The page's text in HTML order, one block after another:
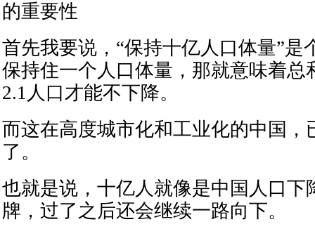
的重要性
首先我要说，“保持十亿人口体量”是
保持住一个人口体量，那就意味着总
2.1人口才能不下降。
而这在高度城市化和工业化的中国，
了。
也就是说，十亿人就像是中国人口下
牌，过了之后还会继续一路向下。